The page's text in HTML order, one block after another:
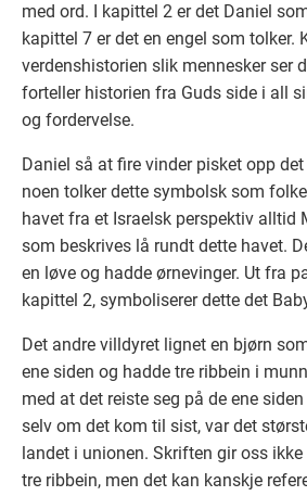
med ord. I kapittel 2 er det Daniel
kapittel 7 er det en engel som tolker.
verdenshistorien slik mennesker ser
forteller historien fra Guds side i all
og fordervelse.
Daniel så at fire vinder pisket opp
noen tolker dette symbolsk som
havet fra et Israelsk perspektiv alltid
som beskrives lå rundt dette havet.
en løve og hadde ørnevinger. Ut fra
kapittel 2, symboliserer dette det
Det andre villdyret lignet en bjørn
ene siden og hadde tre ribbein i
med at det reiste seg på de ene
selv om det kom til sist, var det
landet i unionen. Skriften gir oss
tre ribbein, men det kan kanskje